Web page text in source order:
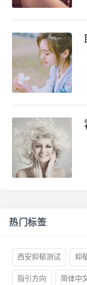
热门标签
西安抑郁测试 抑
指引方向 简体中